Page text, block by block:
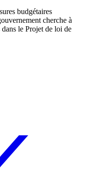
budgétaires
cherche à
le Projet de loi de